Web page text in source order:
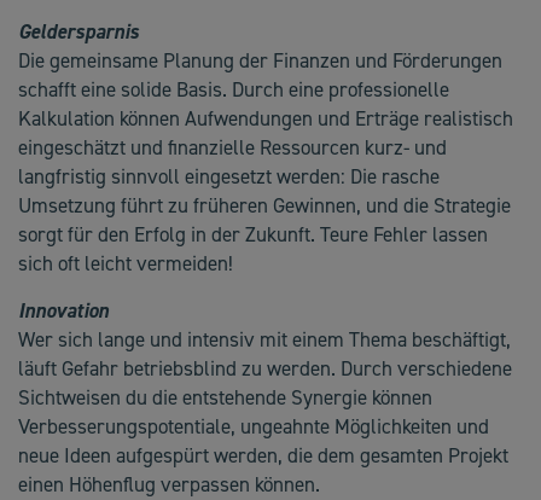
Geldersparnis
Die gemeinsame Planung der Finanzen und Förderungen
schafft eine solide Basis. Durch eine professionelle
Kalkulation können Aufwendungen und Erträge realistisch
eingeschätzt und finanzielle Ressourcen kurz- und
langfristig sinnvoll eingesetzt werden: Die rasche
Umsetzung führt zu früheren Gewinnen, und die Strategie
sorgt für den Erfolg in der Zukunft. Teure Fehler lassen
sich oft leicht vermeiden!
Innovation
Wer sich lange und intensiv mit einem Thema beschäftigt,
läuft Gefahr betriebsblind zu werden. Durch verschiedene
Sichtweisen du die entstehende Synergie können
Verbesserungspotentiale, ungeahnte Möglichkeiten und
neue Ideen aufgespürt werden, die dem gesamten Projekt
einen Höhenflug verpassen können.